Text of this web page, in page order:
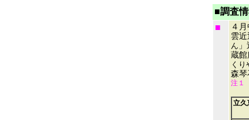
■調査
■
４
雲
ん
蔵
くり
森
注１
立久